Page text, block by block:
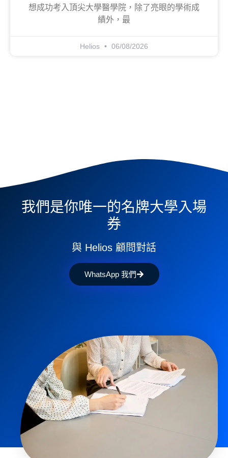
想成功考入頂尖大學醫學院，除了亮眼的學術成
績外，最
Helios 06/08/2026
我們是你唯一的名牌大學入場
券
與 Helios 顧問對話
WhatsApp 我們